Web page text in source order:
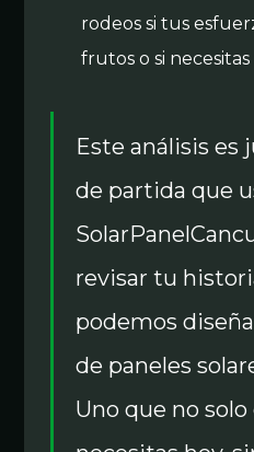
rodeos si tus
frutos o si
Este análisis es
de partida que
revisar tu
podemos
de paneles
Uno que no